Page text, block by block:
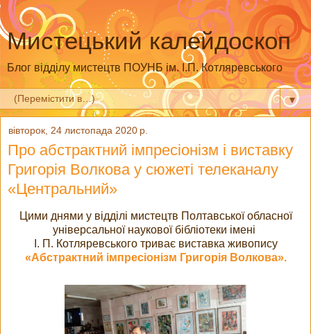
Мистецький калейдоскоп
Блог відділу мистецтв ПОУНБ ім. І.П. Котляревського
▼
вівторок, 24 листопада 2020 р.
Про абстрактний імпресіонізм і виставку
Григорія Волкова у сюжеті телеканалу
«Центральний»
Цими днями у відділі мистецтв Полтавської обласної
універсальної наукової бібліотеки імені
І. П. Котляревського триває виставка живопису
«Абстрактний імпресіонізм Григорія Волкова».